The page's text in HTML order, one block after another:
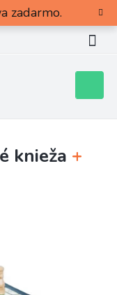
zadarmo.
košík
knieža +